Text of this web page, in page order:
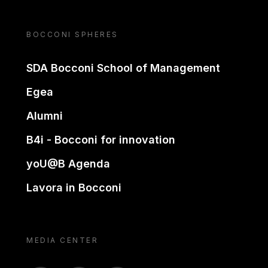
BOCCONI SPHERES
SDA Bocconi School of Management
Egea
Alumni
B4i - Bocconi for innovation
yoU@B Agenda
Lavora in Bocconi
MEDIA CENTER